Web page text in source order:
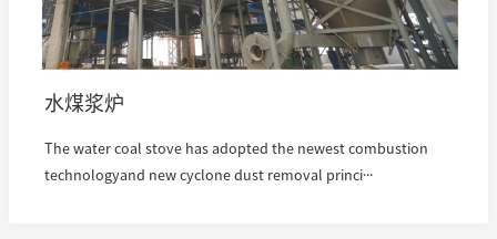
水煤浆炉
The water coal stove has adopted the newest combustion
technologyand new cyclone dust removal princi···